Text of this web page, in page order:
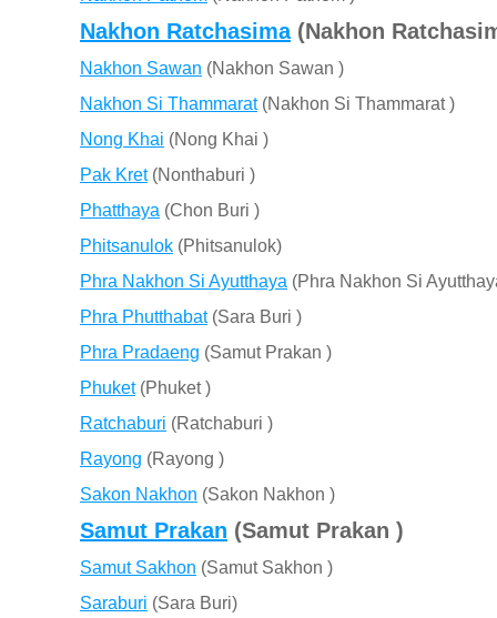
Nakhon Ratchasima(Nakhon
Nakhon Sawan (Nakhon Sawan )
Nakhon Si Thammarat(Nakhon Si Thammarat )
Nong Khai (Nong Khai )
Pak Kret(Nonthaburi )
Phatthaya (Chon Buri )
Phitsanulok (Phitsanulok)
Phra Nakhon Si Ayutthaya (Phra Nakhon Si
Phra Phutthabat(Sara Buri )
Phra Pradaeng (Samut Prakan )
Phuket(Phuket )
Ratchaburi (Ratchaburi )
Rayong (Rayong )
Sakon Nakhon (Sakon Nakhon )
Samut Prakan (Samut Prakan )
Samut Sakhon (Samut Sakhon )
Saraburi (Sara Buri)